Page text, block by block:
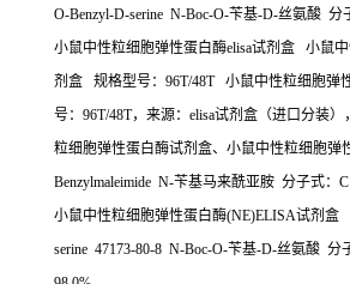
O-Benzyl-D-serine N-Boc-O-苄基-D-丝氨酸 分
小鼠中性粒细胞弹性蛋白酶elisa试剂盒
小鼠
剂盒
规格型号： 96T/48T 小鼠中性粒细胞弹
号： 96T/48T，来源： elisa试剂盒（进口分装）
粒细胞弹性蛋白酶试剂盒、小鼠中性粒细胞弹
Benzylmaleimide N-苄基马来酰亚胺 分子式：
小鼠中性粒细胞弹性蛋白酶(NE)ELISA试剂盒
serine 47173-80-8 N-Boc-O-苄基-D-丝氨酸 分